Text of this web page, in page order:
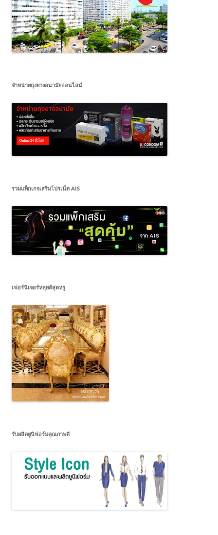
จำหน่ายถุงยางอนามัยออนไลน์
รวมแพ็กเกจเสริมโปรเน็ต AIS
เฟอร์นิเจอร์หลุยส์สุดหรู
รับผลิตยูนิฟอร์มคุณภาพดี